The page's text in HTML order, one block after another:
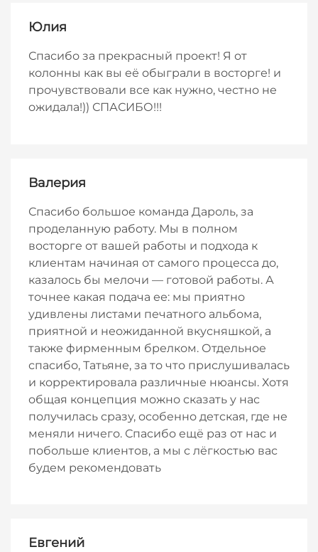
Юлия
Спасибо за прекрасный проект! Я от
колонны как вы её обыграли в восторге! и
прочувствовали все как нужно, честно не
ожидала!)) СПАСИБО!!!
Валерия
Спасибо большое команда Дароль, за
проделанную работу. Мы в полном
восторге от вашей работы и подхода к
клиентам начиная от самого процесса до,
казалось бы мелочи — готовой работы. А
точнее какая подача ее: мы приятно
удивлены листами печатного альбома,
приятной и неожиданной вкусняшкой, а
также фирменным брелком. Отдельное
спасибо, Татьяне, за то что прислушивалась
и корректировала различные нюансы. Хотя
общая концепция можно сказать у нас
получилась сразу, особенно детская, где не
меняли ничего. Спасибо ещё раз от нас и
побольше клиентов, а мы с лёгкостью вас
будем рекомендовать
Евгений